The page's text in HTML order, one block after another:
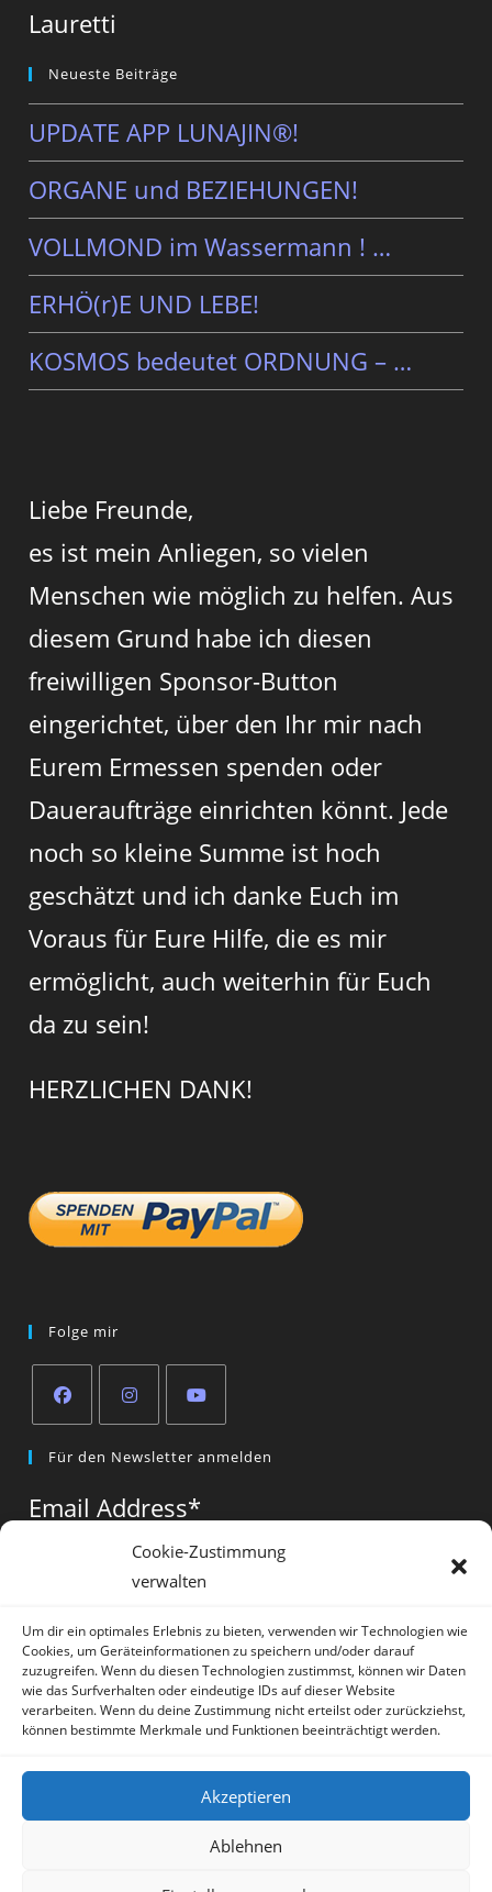
Cookie-Zustimmung
verwalten
Um dir ein optimales Erlebnis zu bieten, verwenden wir Technologien wie
Cookies, um Geräteinformationen zu speichern und/oder darauf
zuzugreifen. Wenn du diesen Technologien zustimmst, können wir Daten
wie das Surfverhalten oder eindeutige IDs auf dieser Website
verarbeiten. Wenn du deine Zustimmung nicht erteilst oder zurückziehst,
können bestimmte Merkmale und Funktionen beeinträchtigt werden.
Akzeptieren
Ablehnen
Lauretti
Neueste Beiträge
UPDATE APP LUNAJIN®!
ORGANE und BEZIEHUNGEN!
VOLLMOND im Wassermann ! …
ERHÖ(r)E UND LEBE!
KOSMOS bedeutet ORDNUNG – …
Liebe Freunde,
es ist mein Anliegen, so vielen
Menschen wie möglich zu helfen. Aus
diesem Grund habe ich diesen
freiwilligen Sponsor-Button
eingerichtet, über den Ihr mir nach
Eurem Ermessen spenden oder
Daueraufträge einrichten könnt. Jede
noch so kleine Summe ist hoch
geschätzt und ich danke Euch im
Voraus für Eure Hilfe, die es mir
ermöglicht, auch weiterhin für Euch
da zu sein!
HERZLICHEN DANK!
Folge mir
in
new
in
new
in
new
tab
Für den Newsletter anmelden
Email Address*
Vorname*